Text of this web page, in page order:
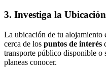
3. Investiga la Ubicación
La ubicación de tu alojamiento
cerca de los puntos de interés
transporte público disponible o
planeas conocer.